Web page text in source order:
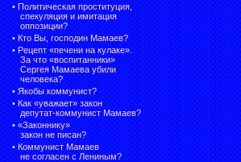
• Политическая проституция,
спекуляция и имитация
оппозиции?
• Кто Вы, господин Мамаев?
• Рецепт «печени на кулаке».
За что «воспитанники»
Сергея Мамаева убили
человека?
• Якобы коммунист?
• Как «уважает» закон
депутат-коммунист Мамаев?
• «Законнику»
закон не писан?
• Коммунист Мамаев
не согласен с Лениным?